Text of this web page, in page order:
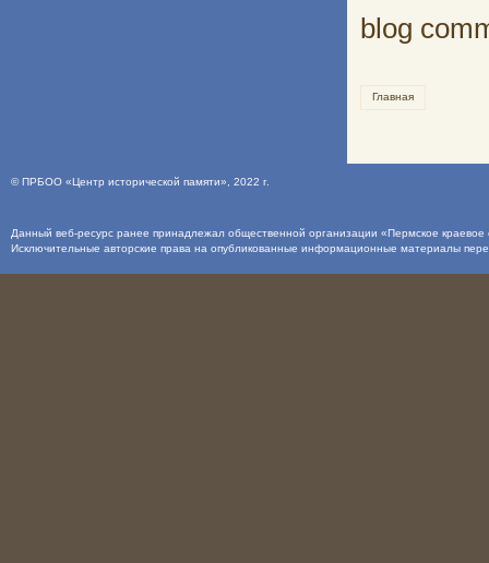
blog
Главная
©ПРБОО «Центр исторической памяти» , 2022 г.
Данный веб-ресурс ранее принадлежал общественной организации «Пермское
Исключительные авторские права на опубликованные информационные материалы